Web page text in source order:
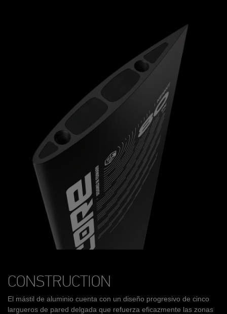
CONSTRUCTION
El mástil de aluminio cuenta con un diseño progresivo de cinco
largueros de pared delgada que refuerza eficazmente las zonas